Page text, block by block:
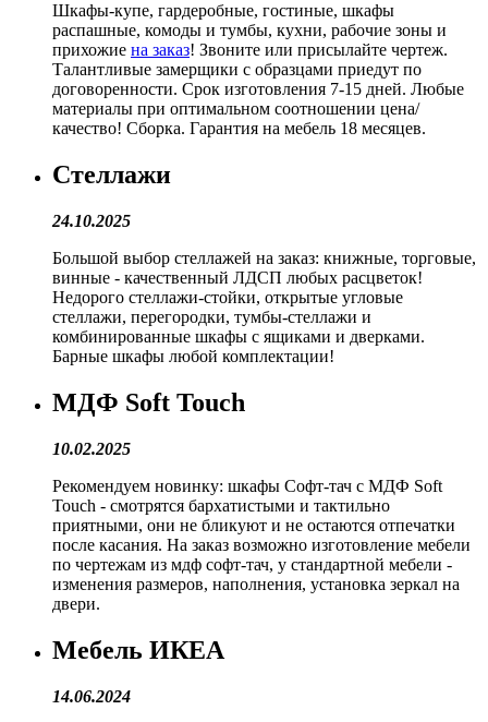
Шкафы-купе, гардеробные, гостиные, шкафы
распашные, комоды и тумбы, кухни, рабочие зоны и
прихожие на заказ! Звоните или присылайте чертеж.
Талантливые замерщики с образцами приедут по
договоренности. Срок изготовления 7-15 дней. Любые
материалы при оптимальном соотношении цена/
качество! Сборка. Гарантия на мебель 18 месяцев.
Стеллажи
24.10.2025
Большой выбор стеллажей на заказ: книжные, торговые,
винные - качественный ЛДСП любых расцветок!
Недорого стеллажи-стойки, открытые угловые
стеллажи, перегородки, тумбы-стеллажи и
комбинированные шкафы с ящиками и дверками.
Барные шкафы любой комплектации!
МДФ Soft Touch
10.02.2025
Рекомендуем новинку: шкафы Софт-тач с МДФ Soft
Touch - смотрятся бархатистыми и тактильно
приятными, они не бликуют и не остаются отпечатки
после касания. На заказ возможно изготовление мебели
по чертежам из мдф софт-тач, у стандартной мебели -
изменения размеров, наполнения, установка зеркал на
двери.
Мебель ИКЕА
14.06.2024